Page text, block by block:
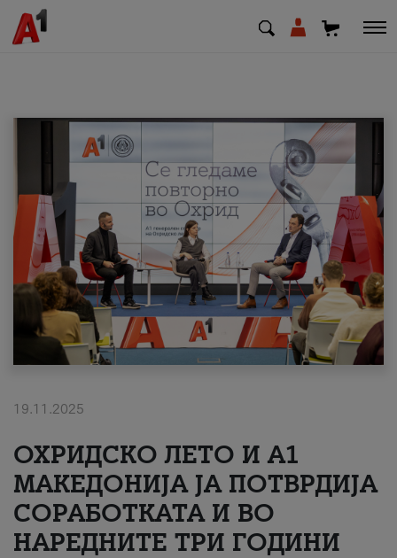
МК SQ
Приватни Деловни
Поддршка
Надополни кредит
#ПодобарОнлајн
19.11.2025
ОХРИДСКО ЛЕТО И A1
МАКЕДОНИЈА ЈА ПОТВРДИЈА
СОРАБОТКАТА И ВО
НАРЕДНИТЕ ТРИ ГОДИНИ